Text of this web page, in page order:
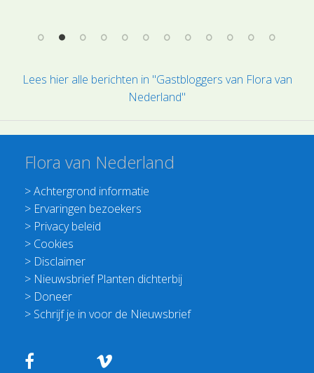
Lees hier alle berichten in "Gastbloggers van Flora van
Nederland"
Flora van Nederland
>Achtergrond informatie
> Ervaringen bezoekers
> Privacy beleid
> Cookies
> Disclaimer
> Nieuwsbrief Planten dichterbij
> Doneer
> Schrijf je in voor de Nieuwsbrief